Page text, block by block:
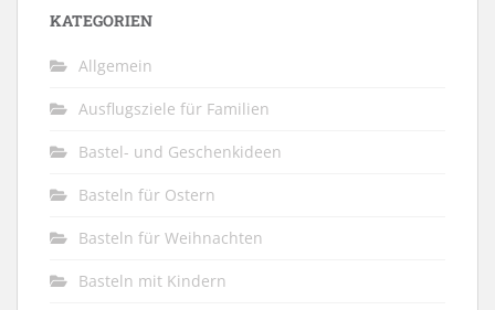
KATEGORIEN
Allgemein
Ausflugsziele für Familien
Bastel- und Geschenkideen
Basteln für Ostern
Basteln für Weihnachten
Basteln mit Kindern